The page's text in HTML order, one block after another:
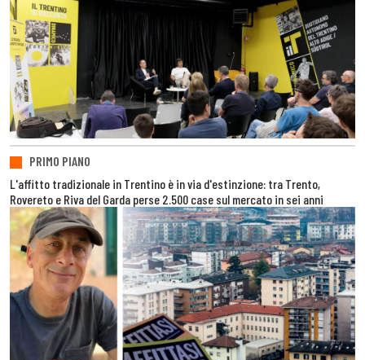
PRIMO PIANO
L'affitto tradizionale in Trentino è in via d'estinzione: tra Trento,
Rovereto e Riva del Garda perse 2.500 case sul mercato in sei anni